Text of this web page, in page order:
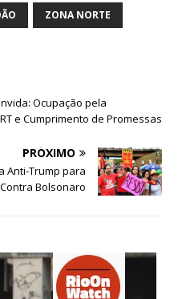
ZONA NORTE
Ocupação pela
e Cumprimento de Promessas
PRÓXIMO
Anti-Trump para
Bolsonaro